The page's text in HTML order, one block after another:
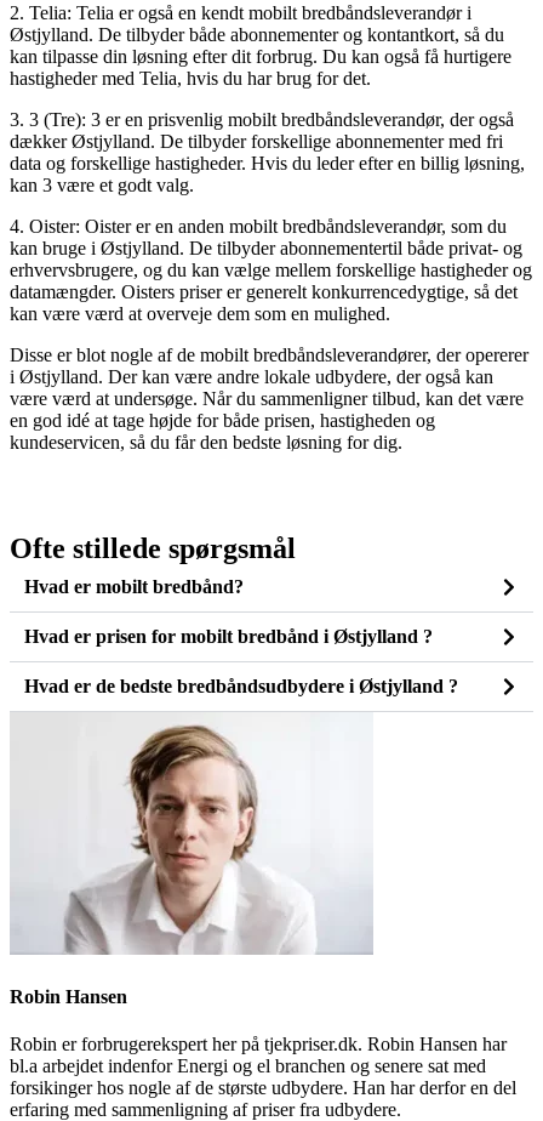
2. Telia: Telia er også en kendt mobilt bredbåndsleverandør i
Østjylland. De tilbyder både abonnementer og kontantkort, så du
kan tilpasse din løsning efter dit forbrug. Du kan også få hurtigere
hastigheder med Telia, hvis du har brug for det.
3. 3 (Tre): 3 er en prisvenlig mobilt bredbåndsleverandør, der også
dækker Østjylland. De tilbyder forskellige abonnementer med fri
data og forskellige hastigheder. Hvis du leder efter en billig løsning,
kan 3 være et godt valg.
4. Oister: Oister er en anden mobilt bredbåndsleverandør, som du
kan bruge i Østjylland. De tilbyder abonnementertil både privat- og
erhvervsbrugere, og du kan vælge mellem forskellige hastigheder og
datamængder. Oisters priser er generelt konkurrencedygtige, så det
kan være værd at overveje dem som en mulighed.
Disse er blot nogle af de mobilt bredbåndsleverandører, der opererer
i Østjylland. Der kan være andre lokale udbydere, der også kan
være værd at undersøge. Når du sammenligner tilbud, kan det være
en god idé at tage højde for både prisen, hastigheden og
kundeservicen, så du får den bedste løsning for dig.
Ofte stillede spørgsmål
Hvad er mobilt bredbånd?
Hvad er prisen for mobilt bredbånd i Østjylland ?
Hvad er de bedste bredbåndsudbydere i Østjylland ?
Robin Hansen
Robin er forbrugerekspert her på tjekpriser.dk. Robin Hansen har
bl.a arbejdet indenfor Energi og el branchen og senere sat med
forsikinger hos nogle af de største udbydere. Han har derfor en del
erfaring med sammenligning af priser fra udbydere.